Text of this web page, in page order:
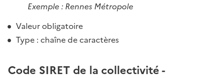
Exemple : Rennes Métropole
Valeur obligatoire
Type : chaîne de caractères
Code SIRET de la collectivité -